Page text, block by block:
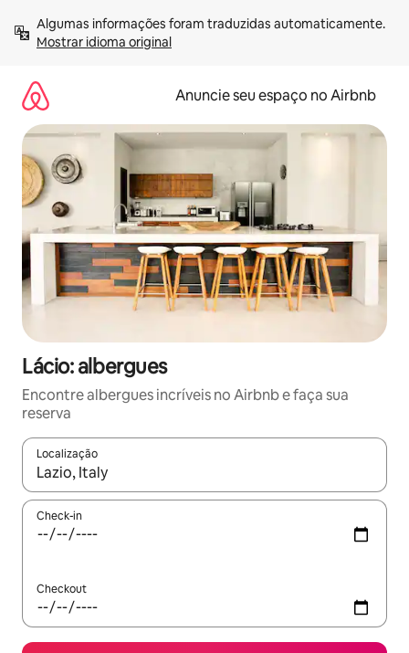
para
Mostrar idioma original
Anuncie seu espaço no Airbnb
Lácio: albergues
Encontre albergues incríveis no Airbnb e faça sua
reserva
Localização
Quando os resultados estiverem disponíveis, explore-os
Check-in
Checkout